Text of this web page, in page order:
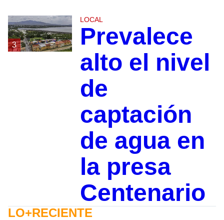
3
LOCAL
Prevalece
alto el nivel
de
captación
de agua en
la presa
Centenario
LO+RECIENTE